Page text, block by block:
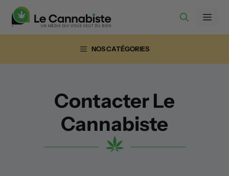
Aller
contenu
NOS CATÉGORIES
Contacter Le
Cannabiste